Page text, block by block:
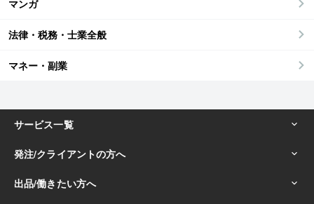
マンガ
法律・税務・士業全般
マネー・副業